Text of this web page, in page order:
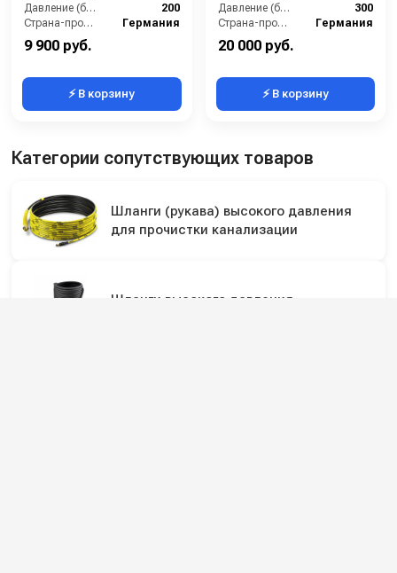
Давление (бар):
200
Страна-производитель:
Германия
9 900 руб.
⚡ В корзину
Давление (бар):
300
Страна-производитель:
Германия
20 000 руб.
⚡ В корзину
Категории сопутствующих товаров
Шланги (рукава) высокого давления
для прочистки канализации
Шланги высокого давления